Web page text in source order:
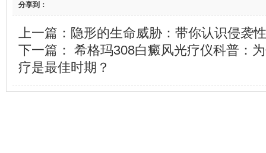
分享到：
上一篇： 隐形的生命威胁：带你认识侵袭
下一篇： 希格玛308白癜风光疗仪科普：
疗是最佳时期？